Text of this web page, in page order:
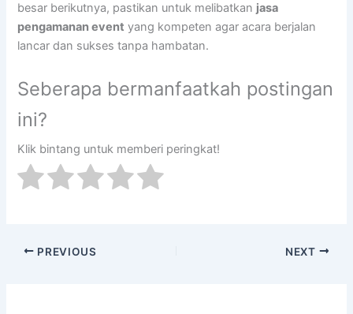
besar berikutnya, pastikan untuk melibatkan jasa
pengamanan event yang kompeten agar acara berjalan
lancar dan sukses tanpa hambatan.
Seberapa bermanfaatkah postingan
ini?
Klik bintang untuk memberi peringkat!
PREVIOUS NEXT